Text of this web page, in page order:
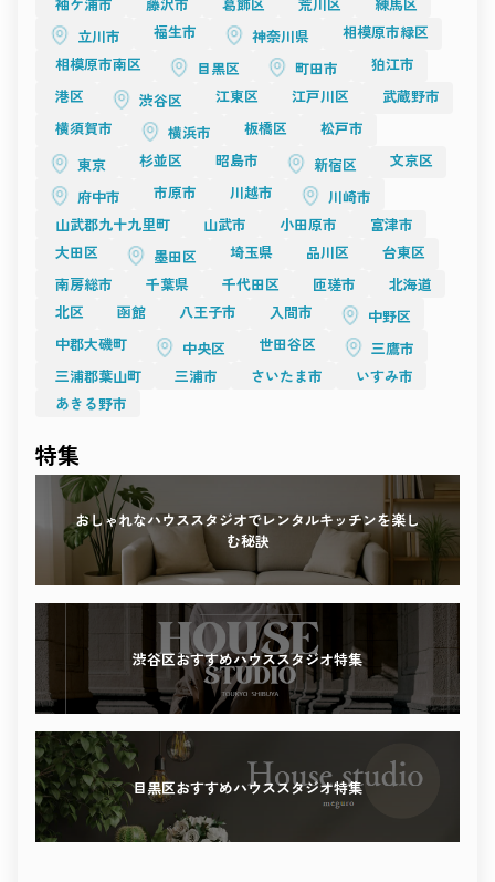
どんな場所にも、表現の可能性があります。
撮影空間は、感性と感性が交わる“出会いの場”。
その瞬間に生まれる一枚や一瞬が、
時を超えて人の心に残る作品へとつながっていきます。
これからも、空間が持つ力を信じ、
創造の自由を広げていくことが、
新しい撮影文化の未来をつくる原動力となるでしょう。
影の要。
光をデザインし、構図を構築するクリエイターへ。
TESSEN
開放感と構築美を併せ持つ「TESSEN」は、
天井高のあるホワイトベースのアトリエスタジオ。
自然光と人工照明のバランスが絶妙で、撮影者の意図を最大限
に反映できます。
ファッションムービー、ブランドプロモーション、展示撮影な
“空間を設計して撮る”という楽しみを感じられる場所。
クリーンながら奥行きがあり、どんな演出にも馴染む柔軟性が
魅力です。
光をデザインする時間を楽しみたい――
そんなプロフェッショナルにおすすめの一棟です。
目黒の撮影スタジオに共通するのは、
“光を感じる設計”と“静けさを生かす空気”。
Momobanaの暮らしの温もり、Studio 4696の緊張感、RAWRの
素材感、TESSENの構築的美。
どれもが、撮影者の感性を刺激し、作品に深みを与えます。
都心の利便性を保ちながらも、どこか穏やかで創作的な時間が
流れる街、目黒。
その空気の中で、光と影のあいだに新しい表現を見つけてくだ
Recosta Studio
あなたの「撮る理由」に寄り添う場所です。
光が語り、素材が響き、心が動く――
感性を刺激する撮影体験を、ぜひこの街で。
袖ケ浦市 藤沢市 葛飾区 荒川区
練馬区
立川市
福生市 神奈川県
相模原市緑区
相模原市南区
目黒区 町田市
狛江市
港区
渋谷区 江東区 江戸川区
武蔵野市
横須賀市
横浜市 板橋区
松戸市
東京
杉並区 昭島市 新宿区
文京区
府中市
市原市 川越市
川崎市
山武郡九十九里町
山武市 小田原市
富津市
大田区
墨田区 埼玉県 品川区
台東区
南房総市
千葉県 千代田区 匝瑳市
北海道
北区
函館 八王子市 入間市
中野区
中郡大磯町
中央区 世田谷区
三鷹市
三浦郡葉山町
三浦市 さいたま市
いすみ市
あきる野市
特集
おしゃれなハウススタジオでレンタルキッチンを楽し
む秘訣
渋谷区おすすめハウススタジオ特集
目黒区おすすめハウススタジオ特集